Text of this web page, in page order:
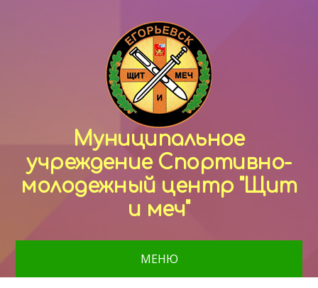
Муниципальное
учреждение Спортивно-
молодежный центр "Щит
и меч"
МЕНЮ